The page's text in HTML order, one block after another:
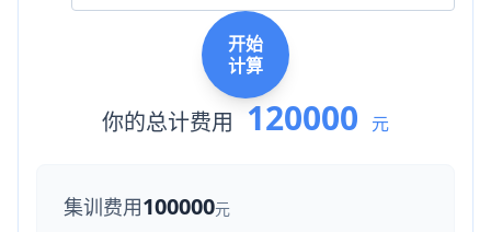
开始
计算
你的总计费用 120000 元
集训费用100000元